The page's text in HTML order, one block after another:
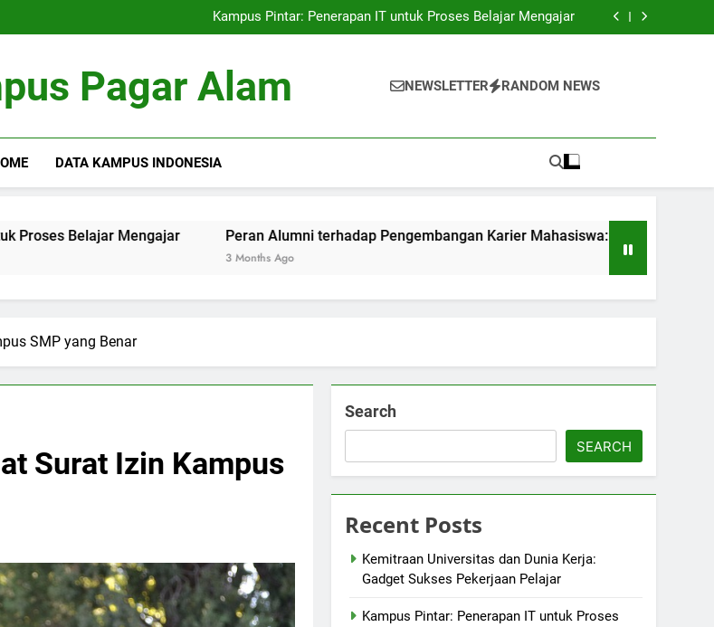
Kampus Pintar: Penerapan IT untuk Proses Belajar Mengajar
Peran Alumni terhadap Pengembangan Karier Mahasiswa: Networking yang
Kampus Pintar: Penerapan IT untuk Proses Belajar Mengajar
Peran Alumni terhadap Pengembangan Karier Mahasiswa: Networking yang
Pagar Alam NEWSLETTER RANDOM NEWS
DATA KAMPUS INDONESIA
Mengajar Peran Alumni terhadap Pengembangan Karier Mahasiswa: Networking yang sangat
SMP yang Benar
Surat Izin Kampus
Search
SEARCH
Recent Posts
Kemitraan Universitas dan Dunia Kerja:
Gadget Sukses Pekerjaan Pelajar
Kampus Pintar: Penerapan IT untuk Proses